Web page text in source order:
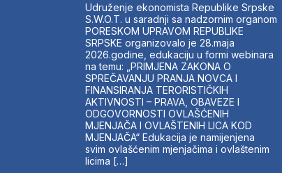
Udruženje ekonomista Republike Srpske
S.W.O.T. u saradnji sa nadzornim organom
PORESKOM UPRAVOM REPUBLIKE
SRPSKE organizovalo je 28.maja
2026.godine, edukaciju u formi webinara
na temu: „PRIMJENA ZAKONA O
SPREČAVANJU PRANJA NOVCA I
FINANSIRANJA TERORISTIČKIH
AKTIVNOSTI – PRAVA, OBAVEZE I
ODGOVORNOSTI OVLAŠĆENIH
MJENJAČA I OVLAŠTENIH LICA KOD
MJENJAČA“ Edukacija je namijenjena
svim ovlašćenim mjenjačima i ovlaštenim
licima […]